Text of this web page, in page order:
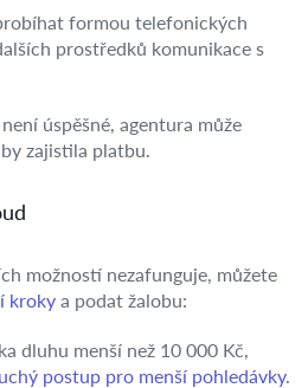
formou telefonických
prostředků komunikace s
úspěšné, agentura může
zajistila platbu.
možností nezafunguje, můžete
kroky a podat žalobu:
dluhu menší než 10 000 Kč,
postup pro menší pohledávky.